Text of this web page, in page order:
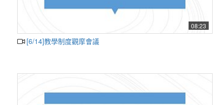
08:23
[6/14]教學制度觀摩會議